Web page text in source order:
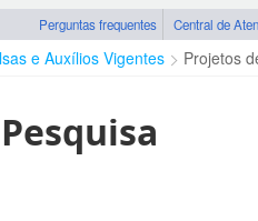
Perguntas frequentes Central de
e Auxílios Vigentes Projetos